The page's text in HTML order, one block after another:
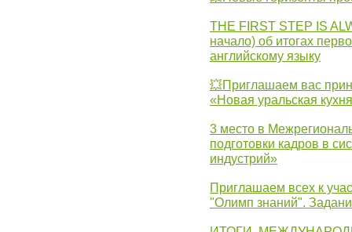
THE FIRST STEP IS
начало) об итогах
английскому языку
💥Приглашаем вас
«Новая уральская
3 место в
подготовки кадров в
индустрий»
Приглашаем всех к
"Олимп знаний".